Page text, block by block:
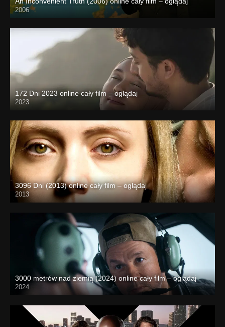
2006
172 Dni 2023 online cały film – oglądaj
2023
3096 Dni (2013) online cały film – oglądaj
2013
3000 metrów nad ziemią (2024) online cały film – oglądaj
2024